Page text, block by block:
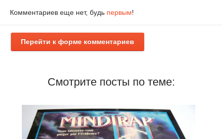
Комментариев еще нет, будь первым!
Перейти к форме комментариев
Смотрите посты по теме: